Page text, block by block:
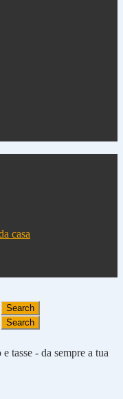
casa
tasse - da sempre a tua